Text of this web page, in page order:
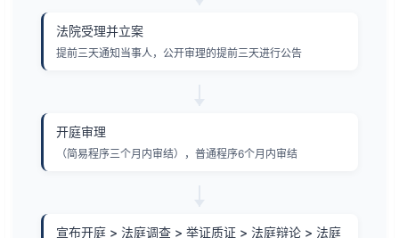
法院受理并立案
提前三天通知当事人，公开审理的提前三天进行公告
开庭审理
（简易程序三个月内审结），普通程序6个月内审结
宣布开庭 > 法庭调查 > 举证质证 > 法庭辩论 > 法庭